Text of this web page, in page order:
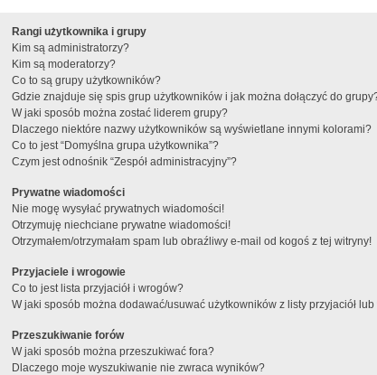
Rangi użytkownika i grupy
Kim są administratorzy?
Kim są moderatorzy?
Co to są grupy użytkowników?
Gdzie znajduje się spis grup użytkowników i jak można dołączyć do
W jaki sposób można zostać liderem grupy?
Dlaczego niektóre nazwy użytkowników są wyświetlane innymi kolorami?
Co to jest “Domyślna grupa użytkownika”?
Czym jest odnośnik “Zespół administracyjny”?
Prywatne wiadomości
Nie mogę wysyłać prywatnych wiadomości!
Otrzymuję niechciane prywatne wiadomości!
Otrzymałem/otrzymałam spam lub obraźliwy e-mail od kogoś z tej witryny!
Przyjaciele i wrogowie
Co to jest lista przyjaciół i wrogów?
W jaki sposób można dodawać/usuwać użytkowników z listy przyjaciół
Przeszukiwanie forów
W jaki sposób można przeszukiwać fora?
Dlaczego moje wyszukiwanie nie zwraca wyników?